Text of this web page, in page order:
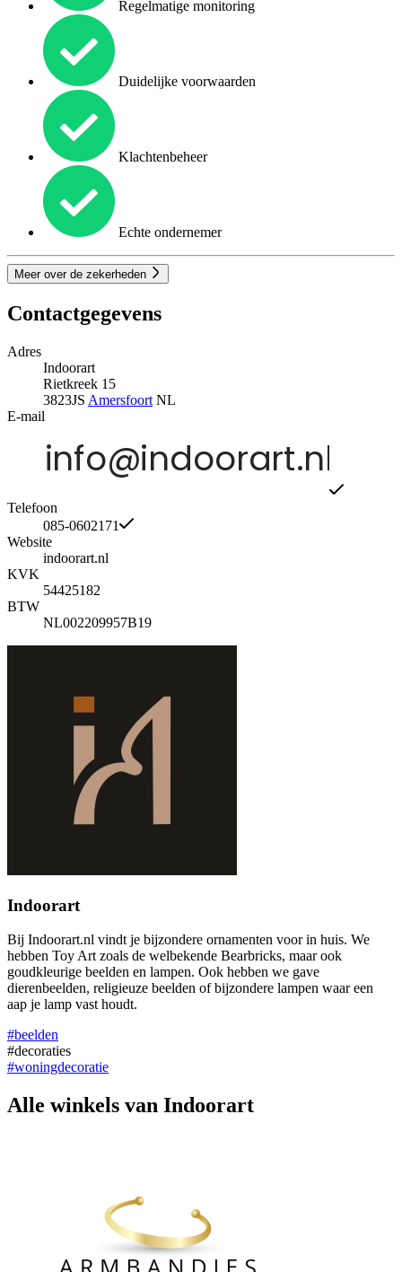
Regelmatige monitoring
Duidelijke voorwaarden
Klachtenbeheer
Echte ondernemer
Meer over de zekerheden
Contactgegevens
Adres
Indoorart
Rietkreek 15
3823JS Amersfoort NL
E-mail
Telefoon
085-0602171
Website
indoorart.nl
KVK
54425182
BTW
NL002209957B19
Indoorart
Bij Indoorart.nl vindt je bijzondere ornamenten voor in huis. We
hebben Toy Art zoals de welbekende Bearbricks, maar ook
goudkleurige beelden en lampen. Ook hebben we gave
dierenbeelden, religieuze beelden of bijzondere lampen waar een
aap je lamp vast houdt.
#beelden
#decoraties
#woningdecoratie
Alle winkels van Indoorart